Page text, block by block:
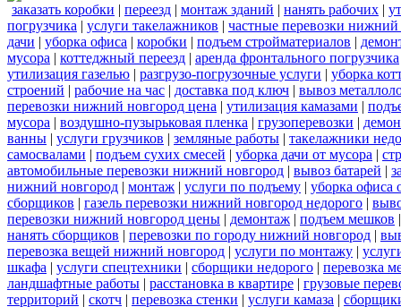
заказать коробки | переезд | монтаж зданий | нанять рабочих |
погрузчика | услуги такелажников | частные перевозки нижний
дачи | уборка офиса | коробки | подъем стройматериалов |
мусора | коттеджный переезд | аренда фронтального погрузчика
утилизация газелью | разгрузо-погрузочные услуги | уборка
строений | рабочие на час | доставка под ключ | вывоз
перевозки нижний новгород цена | утилизация камазами |
мусора | воздушно-пузырьковая пленка | грузоперевозки |
ванны | услуги грузчиков | земляные работы | такелажники
самосвалами | подъем сухих смесей | уборка дачи от мусора |
автомобильные перевозки нижний новгород | вывоз батарей |
нижний новгород | монтаж | услуги по подъему | уборка офиса
сборщиков | газель перевозки нижний новгород недорого |
перевозки нижний новгород цены | демонтаж | подъем мешков
нанять сборщиков | перевозки по городу нижний новгород |
перевозка вещей нижний новгород | услуги по монтажу |
шкафа | услуги спецтехники | сборщики недорого | перевозка
ландшафтные работы | расстановка в квартире | грузовые
территорий | скотч | перевозка стенки | услуги камаза |